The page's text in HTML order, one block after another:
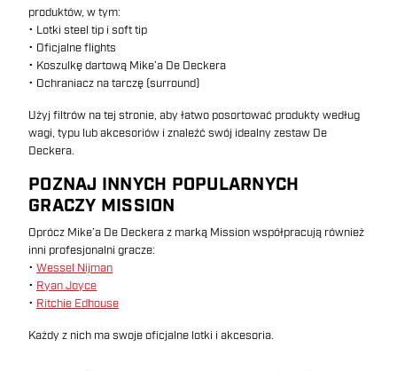
produktów, w tym:
• Lotki steel tip i soft tip
• Oficjalne flights
• Koszulkę dartową Mike’a De Deckera
• Ochraniacz na tarczę (surround)
Użyj filtrów na tej stronie, aby łatwo posortować produkty według
wagi, typu lub akcesoriów i znaleźć swój idealny zestaw De
Deckera.
POZNAJ INNYCH POPULARNYCH
GRACZY MISSION
Oprócz Mike’a De Deckera z marką Mission współpracują również
inni profesjonalni gracze:
• Wessel Nijman
• Ryan Joyce
• Ritchie Edhouse
Każdy z nich ma swoje oficjalne lotki i akcesoria.